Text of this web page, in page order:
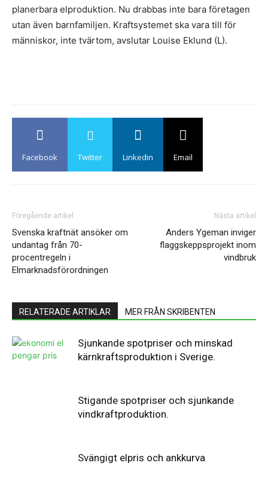
planerbara elproduktion. Nu drabbas inte bara företagen
utan även barnfamiljen. Kraftsystemet ska vara till för
människor, inte tvärtom, avslutar Louise Eklund (L).
Facebook Twitter Linkedin Email
Föregående artikel
Svenska kraftnät ansöker om
undantag från 70-
procentregeln i
Elmarknadsförordningen
Nästa artikel
Anders Ygeman inviger
flaggskeppsprojekt inom
vindbruk
RELATERADE ARTIKLAR MER FRÅN SKRIBENTEN
Sjunkande spotpriser och minskad
kärnkraftsproduktion i Sverige.
Stigande spotpriser och sjunkande
vindkraftproduktion.
Svängigt elpris och ankkurva